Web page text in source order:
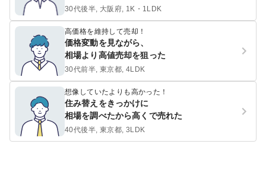
30代後半, 大阪府, 1K・1LDK
高価格を維持して売却！
価格変動を見ながら、
相場より高値売却を狙った
30代前半, 東京都, 4LDK
想像していたよりも高かった！
住み替えをきっかけに
相場を調べたから高くで売れた
40代後半, 東京都, 3LDK